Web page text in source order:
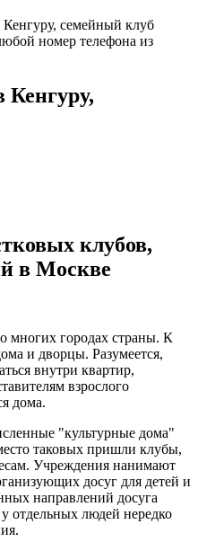
Кенгуру, семейный клуб
номер телефона из
Кенгуру,
клубов,
в Москве
многих городах страны. К
и дворцы. Разумеется,
внутри квартир,
взрослого
дома.
"культурные дома"
таковых пришли клубы,
Учреждения нанимают
досуг для детей и
направлений досуга
отдельных людей нередко